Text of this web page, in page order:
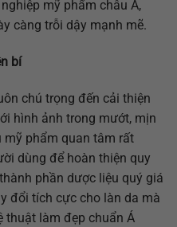
mỹ phẩm châu Á,
càng trỗi dậy mạnh mẽ.
bí
chú trọng đến cải thiện
hình ảnh trong mướt, mịn
mỹ phẩm quan tâm rất
dùng để hoàn thiện quy
phần dược liệu quý giá
đổi tích cực cho làn da mà
thuật làm đẹp chuẩn Á